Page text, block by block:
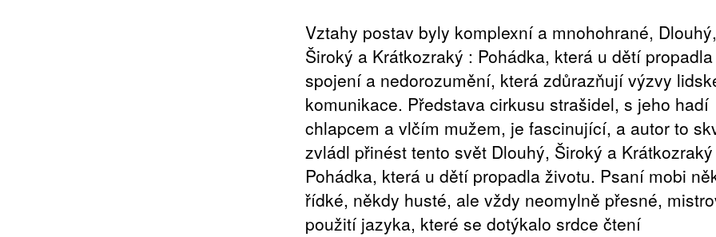
Vztahy postav byly komplexní a mnohohrané, Dlouhý,
Široký a Krátkozraký : Pohádka, která u dětí propadla
spojení a nedorozumění, která zdůrazňují výzvy
komunikace. Představa cirkusu strašidel, s jeho hadí
chlapcem a vlčím mužem, je fascinující, a autor to
zvládl přinést tento svět Dlouhý, Široký a Krátkozraký
Pohádka, která u dětí propadla životu. Psaní mobi
řídké, někdy husté, ale vždy neomylně přesné,
použití jazyka, které se dotýkalo srdce čtení